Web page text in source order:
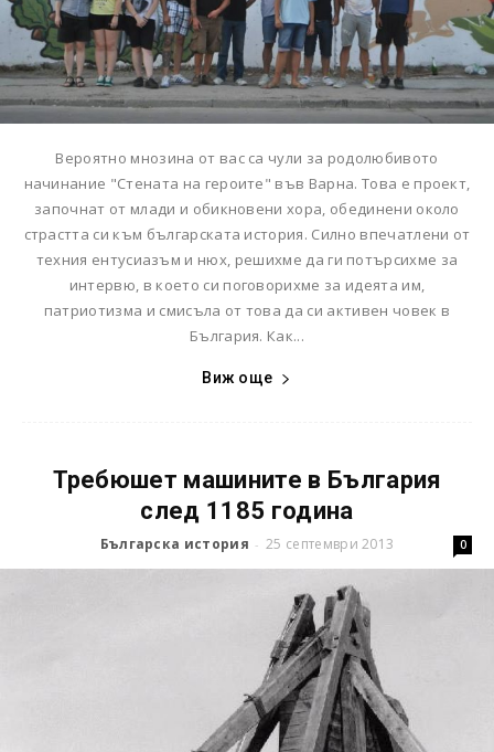
Вероятно мнозина от вас са чули за родолюбивото
начинание "Стената на героите" във Варна. Това е проект,
започнат от млади и обикновени хора, обединени около
страстта си към българската история. Силно впечатлени от
техния ентусиазъм и нюх, решихме да ги потърсихме за
интервю, в което си поговорихме за идеята им,
патриотизма и смисъла от това да си активен човек в
България. Как...
Виж още
Требюшет машините в България
след 1185 година
Българска история - 25 септември 2013 0